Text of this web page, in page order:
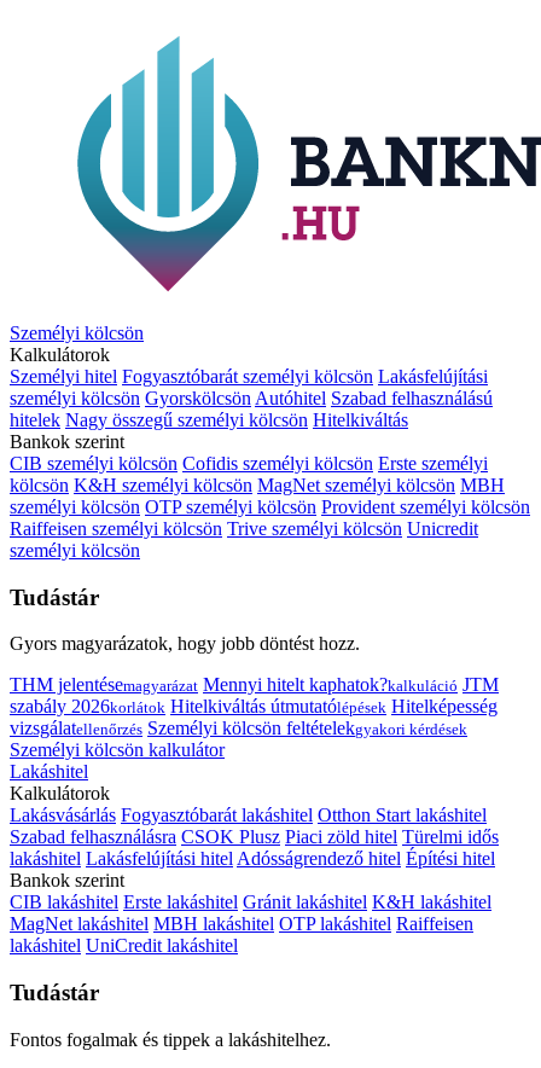
Személyi kölcsön
Kalkulátorok
Személyi hitel Fogyasztóbarát személyi kölcsön Lakásfelújítási
személyi kölcsön Gyorskölcsön Autóhitel Szabad felhasználású
hitelek Nagy összegű személyi kölcsön Hitelkiváltás
Bankok szerint
CIB személyi kölcsön Cofidis személyi kölcsön Erste személyi
kölcsön K&H személyi kölcsön MagNet személyi kölcsön MBH
személyi kölcsön OTP személyi kölcsön Provident személyi kölcsön
Raiffeisen személyi kölcsön Trive személyi kölcsön Unicredit
személyi kölcsön
Tudástár
Gyors magyarázatok, hogy jobb döntést hozz.
THM jelentésemagyarázat Mennyi hitelt kaphatok?kalkuláció JTM
szabály 2026korlátok Hitelkiváltás útmutatólépések Hitelképesség
vizsgálatellenőrzés Személyi kölcsön feltételekgyakori kérdések
Személyi kölcsön kalkulátor
Lakáshitel
Kalkulátorok
Lakásvásárlás Fogyasztóbarát lakáshitel Otthon Start lakáshitel
Szabad felhasználásra CSOK Plusz Piaci zöld hitel Türelmi idős
lakáshitel Lakásfelújítási hitelAdósságrendező hitel Építési hitel
Bankok szerint
CIB lakáshitel Erste lakáshitel Gránit lakáshitel K&H lakáshitel
MagNet lakáshitel MBH lakáshitel OTP lakáshitel Raiffeisen
lakáshitel UniCredit lakáshitel
Tudástár
Fontos fogalmak és tippek a lakáshitelhez.